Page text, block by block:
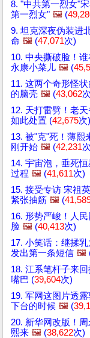
8. "中共第一烈女"
第一烈女" 🖼️ (
9. 坦克深夜伪装进
命 🖼️ (47,071次)
10. 中央撕破脸！
永康小菜儿 🖼️ (
11. 这两个奇形怪
的脑壳 🖼️ (43,062
12. 天打雷劈！老
如此处置 (42,675次)
13. 被"克"死！薄熙
刚开始 🖼️ (42,231
14. 宇宙泡，垂死
过程 🖼️ (41,611次)
15. 接受专访 宋祖
紧张抽筋 🖼️ (
16. 形势严峻！人
脸 🖼️ (40,413次)
17. 小笑话：继揉
发出第一条短信 🖼️
18. 江系笔杆子来
嘴巴 (39,604次)
19. 军网这图片透
下台的时候 🖼️ (
20. 新华网改版！
熙来 🖼️ (38,622次)